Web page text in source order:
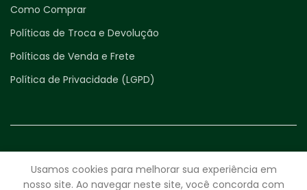
Como Comprar
Políticas de Troca e Devolução
Políticas de Venda e Frete
Política de Privacidade (LGPD)
ENTRE EM CONTATO CONOSCO
WhatsApp:(17) 4009-3999
Usamos cookies para melhorar sua experiência em
nosso site. Ao navegar neste site, você concorda com